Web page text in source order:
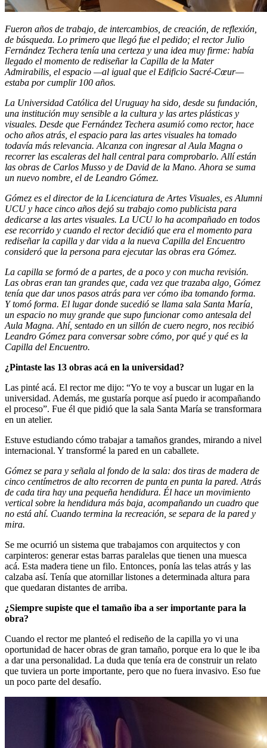
Fueron años de trabajo, de intercambios, de creación, de reflexión,
de búsqueda. Lo primero que llegó fue el pedido; el rector Julio
Fernández Techera tenía una certeza y una idea muy firme: había
llegado el momento de rediseñar la Capilla de la Mater
Admirabilis, el espacio —al igual que el Edificio Sacré-Cœur—
estaba por cumplir 100 años.
La Universidad Católica del Uruguay ha sido, desde su fundación,
una institución muy sensible a la cultura y las artes plásticas y
visuales. Desde que Fernández Techera asumió como rector, hace
ocho años atrás, el espacio para las artes visuales ha tomado
todavía más relevancia. Alcanza con ingresar al Aula Magna o
recorrer las escaleras del hall central para comprobarlo. Allí están
las obras de Carlos Musso y de David de la Mano. Ahora se suma
un nuevo nombre, el de Leandro Gómez.
Gómez es el director de la Licenciatura de Artes Visuales, es Alumni
UCU y hace cinco años dejó su trabajo como publicista para
dedicarse a las artes visuales. La UCU lo ha acompañado en todos
ese recorrido y cuando el rector decidió que era el momento para
rediseñar la capilla y dar vida a la nueva Capilla del Encuentro
consideró que la persona para ejecutar las obras era Gómez.
La capilla se formó de a partes, de a poco y con mucha revisión.
Las obras eran tan grandes que, cada vez que trazaba algo, Gómez
tenía que dar unos pasos atrás para ver cómo iba tomando forma.
Y tomó forma. El lugar donde sucedió se llama sala Santa María,
un espacio no muy grande que supo funcionar como antesala del
Aula Magna. Ahí, sentado en un sillón de cuero negro, nos recibió
Leandro Gómez para conversar sobre cómo, por qué y qué es la
Capilla del Encuentro.
¿Pintaste las 13 obras acá en la universidad?
Las pinté acá. El rector me dijo: “Yo te voy a buscar un lugar en la
universidad. Además, me gustaría porque así puedo ir acompañando
el proceso”. Fue él que pidió que la sala Santa María se transformara
en un atelier.
Estuve estudiando cómo trabajar a tamaños grandes, mirando a nivel
internacional. Y transformé la pared en un caballete.
Gómez se para y señala al fondo de la sala: dos tiras de madera de
cinco centímetros de alto recorren de punta en punta la pared. Atrás
de cada tira hay una pequeña hendidura. Él hace un movimiento
vertical sobre la hendidura más baja, acompañando un cuadro que
no está ahí. Cuando termina la recreación, se separa de la pared y
mira.
Se me ocurrió un sistema que trabajamos con arquitectos y con
carpinteros: generar estas barras paralelas que tienen una muesca
acá. Esta madera tiene un filo. Entonces, ponía las telas atrás y las
calzaba así. Tenía que atornillar listones a determinada altura para
que quedaran distantes de arriba.
¿Siempre supiste que el tamaño iba a ser importante para la
obra?
Cuando el rector me planteó el rediseño de la capilla yo vi una
oportunidad de hacer obras de gran tamaño, porque era lo que le iba
a dar una personalidad. La duda que tenía era de construir un relato
que tuviera un porte importante, pero que no fuera invasivo. Eso fue
un poco parte del desafío.